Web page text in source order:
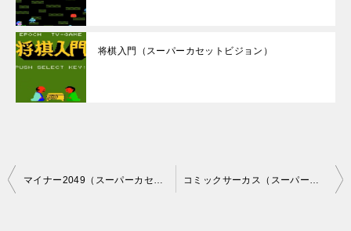
将棋入門（スーパーカセットビジョン）
投